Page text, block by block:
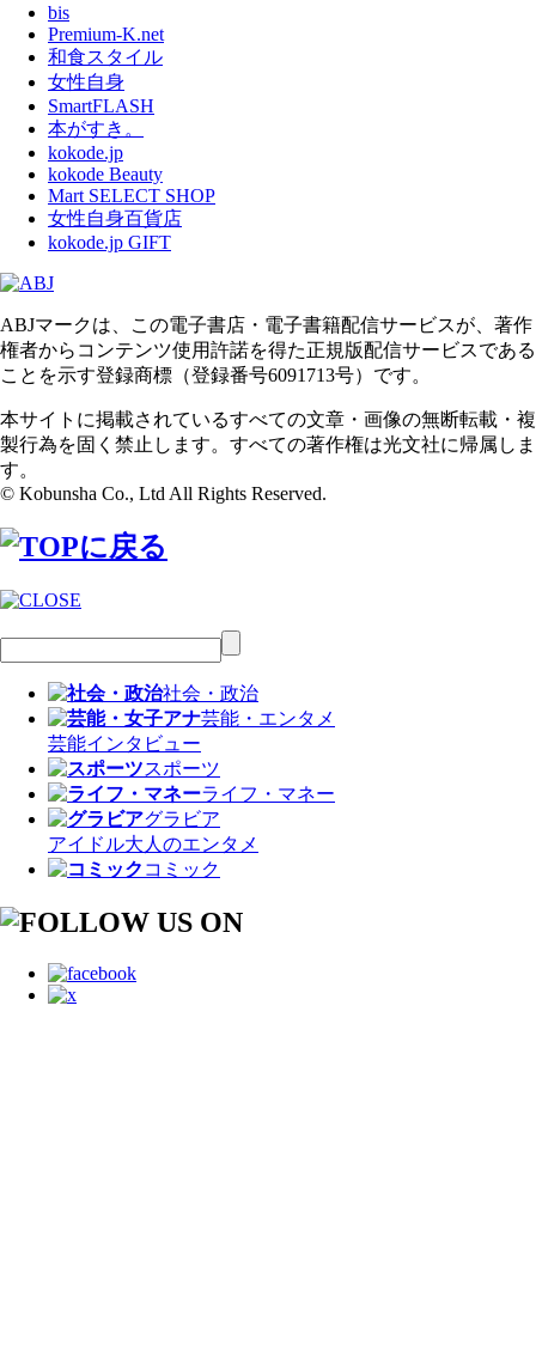
bis
Premium-K.net
和食スタイル
女性自身
SmartFLASH
本がすき。
kokode.jp
kokode Beauty
Mart SELECT SHOP
女性自身百貨店
kokode.jp GIFT
ABJマークは、この電子書店・電子書籍配信サービスが、著作
権者からコンテンツ使用許諾を得た正規版配信サービスである
ことを示す登録商標（登録番号6091713号）です。
本サイトに掲載されているすべての文章・画像の無断転載・複
製行為を固く禁止します。すべての著作権は光文社に帰属しま
す。
© Kobunsha Co., Ltd All Rights Reserved.
社会・政治
芸能・エンタメ
芸能インタビュー
スポーツ
ライフ・マネー
グラビア
アイドル大人のエンタメ
コミック